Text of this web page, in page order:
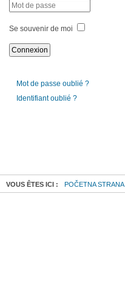
Se souvenir de moi
Mot de passe oublié ?
Identifiant oublié ?
VOUS ÊTES ICI : POČETNA STRANA